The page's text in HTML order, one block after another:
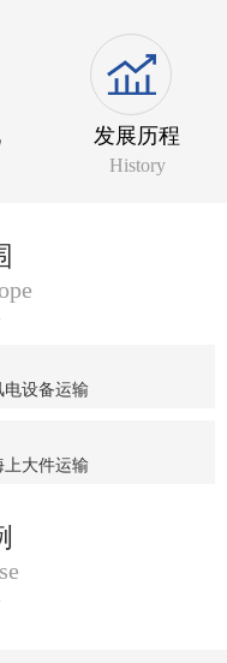
发展历程
History
电设备运输
上大件运输